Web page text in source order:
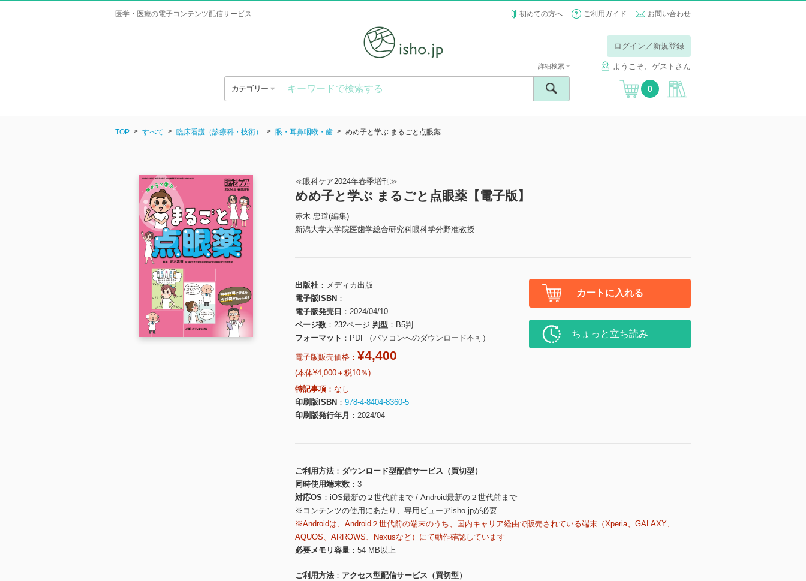
医学・医療の電子コンテンツ配信サービス 初めての方へ ご利用ガイド お問い合わせ
ログイン／新規登録
ようこそ、ゲストさん
カテゴリー
詳細検索
0
TOP すべて 臨床看護（診療科・技術） 眼・耳鼻咽喉・歯 めめ子と学ぶ まるごと点眼薬
≪眼科ケア2024年春季増刊≫
めめ子と学ぶ まるごと点眼薬【電子版】
赤木 忠道(編集)
新潟大学大学院医歯学総合研究科眼科学分野准教授
出版社
メディカ出版
電子版ISBN
電子版発売日
2024/04/10
ページ数
232ページ 判型
B5判
フォーマット
PDF（パソコンへのダウンロード不可）
電子版販売価格： ¥4,400
(本体¥4,000＋税10％)
特記事項
なし
印刷版ISBN
978-4-8404-8360-5
印刷版発行年月
2024/04
カートに入れる
ちょっと立ち読み
ご利用方法
ダウンロード型配信サービス（買切型）
同時使用端末数
3
対応OS
iOS最新の２世代前まで / Android最新の２世代前まで
※コンテンツの使用にあたり、専用ビューアisho.jpが必要
※Androidは、Android２世代前の端末のうち、国内キャリア経由で販売されている端末（Xperia、GALAXY、
AQUOS、ARROWS、Nexusなど）にて動作確認しています
必要メモリ容量
54 MB以上
ご利用方法
アクセス型配信サービス（買切型）